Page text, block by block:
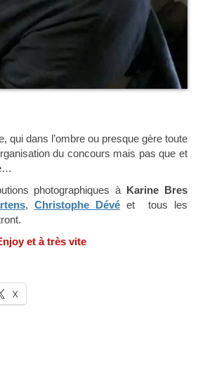
qui dans l’ombre ou presque gère toute
du concours mais pas que et
photographiques à Karine Bres
, Christophe Dévé et tous les
et à très vite
X